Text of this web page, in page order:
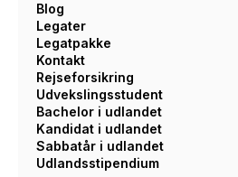
Blog
Legater
Legatpakke
Kontakt
Rejseforsikring
Udvekslingsstudent
Bachelor i udlandet
Kandidat i udlandet
Sabbatår i udlandet
Udlandsstipendium